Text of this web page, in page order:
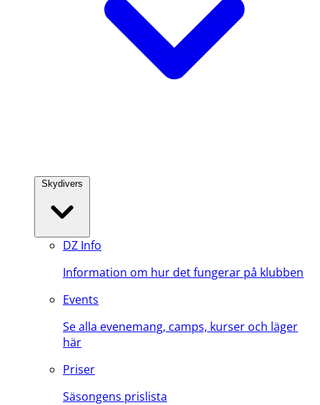
Skydivers
DZ Info
Information om hur det fungerar på klubben
Events
Se alla evenemang, camps, kurser och läger
här
Priser
Säsongens prislista